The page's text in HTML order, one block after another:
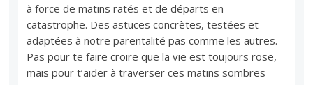
à force de matins ratés et de départs en
catastrophe. Des astuces concrètes, testées et
adaptées à notre parentalité pas comme les autres.
Pas pour te faire croire que la vie est toujours rose,
mais pour t’aider à traverser ces matins sombres